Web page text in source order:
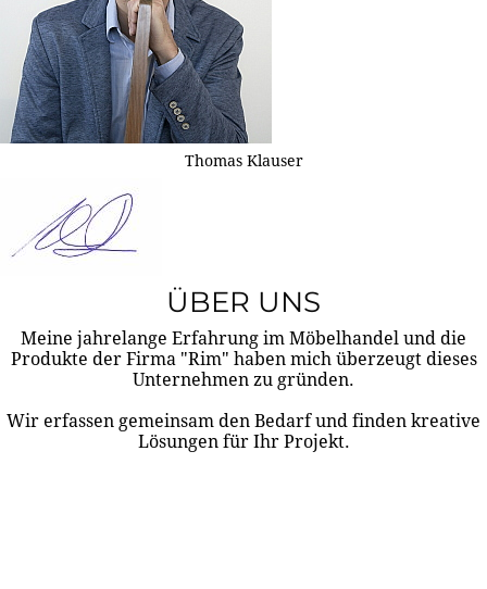
Thomas Klauser
ÜBER UNS
Meine jahrelange Erfahrung im Möbelhandel und die
Produkte der Firma "Rim" haben mich überzeugt dieses
Unternehmen zu gründen.
Wir erfassen gemeinsam den Bedarf und finden kreative
Lösungen für Ihr Projekt.